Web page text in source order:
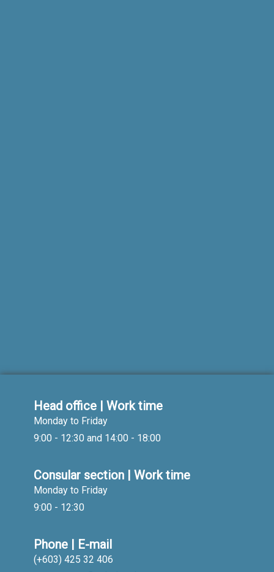
Head office | Work time
Monday to Friday
9:00 - 12:30 and 14:00 - 18:00
Consular section | Work time
Monday to Friday
9:00 - 12:30
Phone | E-mail
(+603) 425 32 406